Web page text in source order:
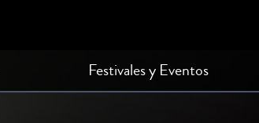
Festivales y Eventos